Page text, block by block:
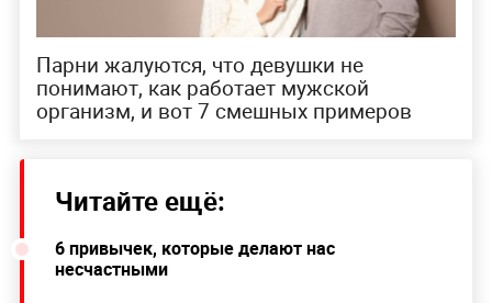
Парни жалуются, что девушки не
понимают, как работает мужской
организм, и вот 7 смешных примеров
Читайте ещё:
6 привычек, которые делают нас
несчастными